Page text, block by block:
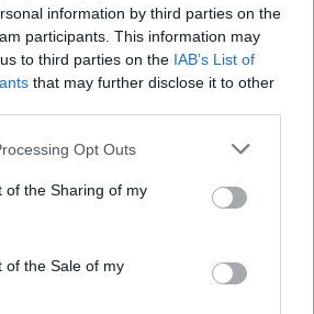
information by third parties on the
participants. This information may
to third parties on the IAB’s List of
that may further disclose it to other
Opt Outs
of the Sharing of my
of the Sale of my
punta di dubbio si innesca
porteranno all'acquisizione del
da parte del Milan. Oltre ad un
economico, infatti, l'affare era
sulla base d'uno scambio in
o meno del tedesco di
è momentaneamente in stand-
Shaarawy dovesse essere, allora
eccome le possibilità di non
Antonio Cassano. Che si